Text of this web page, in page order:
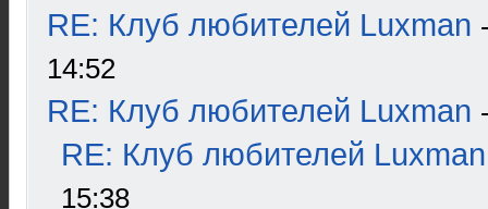
RE: Клуб любителей Luxman
14:52
RE: Клуб любителей Luxman
RE: Клуб любителей Luxman
15:38